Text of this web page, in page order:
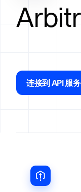
连接到 API 服务